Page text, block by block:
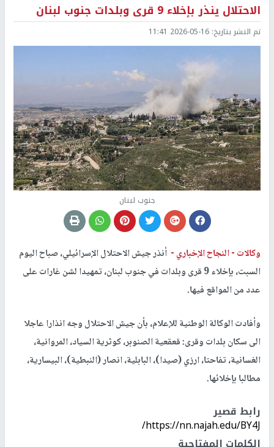
الاحتلال ينذر بإخلاء 9 قرى وبلدات جنوب لبنان
تم النشر بتاريخ: 2026-05-16 11:41
جنوب لبنان
وكالات -النجاح الإخباري - أنذر جيش الاحتلال الإسرائيلي، صباح اليوم
السبت، بإخلاء 9 قرى وبلدات في جنوب لبنان، تمهيدا لشن غارات على
عدد من المواقع فيها.
وأفادت الوكالة الوطنية للإعلام، بأن جيش الاحتلال وجه انذارا عاجلا
الى سكان بلدات وقرى: قعقعية الصنوبر، كوثرية السياد، المروانية،
الغسانية، تفاحتا، ارزي (صيدا)، البابلية، انصار (النبطية)، البيسارية،
مطالبا بإخلائها.
رابط قصير
https://nn.najah.edu/BY4J/
الكلمات المفتاحية